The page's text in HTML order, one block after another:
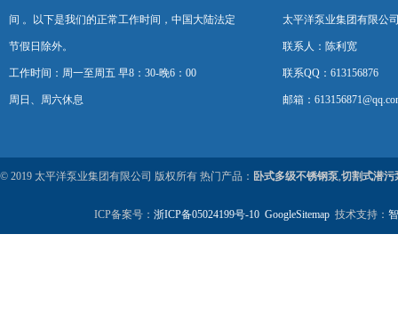
间 。以下是我们的正常工作时间，中国大陆法定
节假日除外。
工作时间：周一至周五 早8：30-晚6：00
周日、周六休息
太平洋泵业集团有限公
联系人：陈利宽
联系QQ：613156876
邮箱：
© 2019 太平洋泵业集团有限公司 版权所有 热门产品： 卧式多级不锈钢泵,切割式潜污
ICP备案号： 浙ICP备05024199号-10 GoogleSitemap 技术支持：